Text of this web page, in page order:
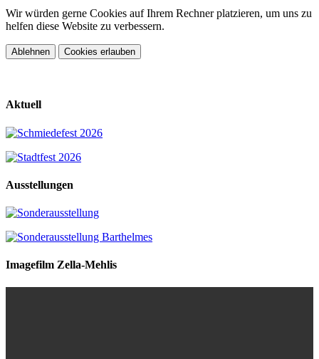
Wir würden gerne Cookies auf Ihrem Rechner platzieren, um uns zu
helfen diese Website zu verbessern.
Ablehnen Cookies erlauben
Aktuell
Ausstellungen
Imagefilm Zella-Mehlis